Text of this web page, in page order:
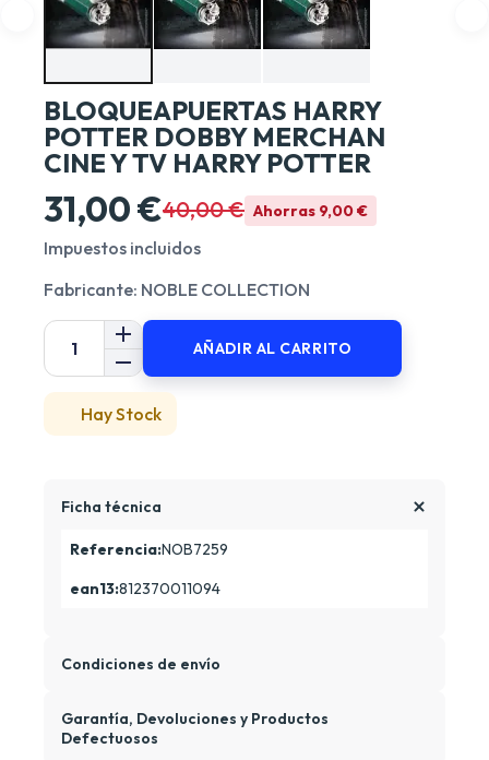
BLOQUEAPUERTAS HARRY
POTTER DOBBY MERCHAN
CINE Y TV HARRY POTTER
31,00 €40,00 € Ahorras 9,00 €
Impuestos incluidos
Fabricante: NOBLE COLLECTION
AÑADIR AL CARRITO
Hay Stock
Ficha técnica
Referencia:NOB7259
ean13:812370011094
Condiciones de envío
Garantía, Devoluciones y Productos
Defectuosos